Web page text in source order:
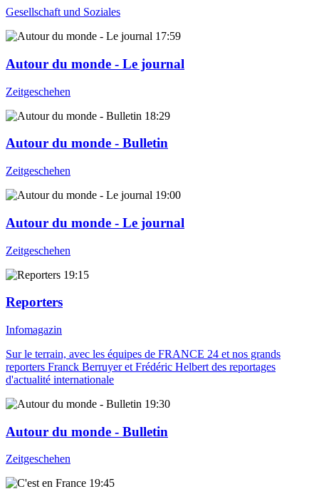
Gesellschaft und Soziales
17:59
Autour du monde - Le journal
Zeitgeschehen
18:29
Autour du monde - Bulletin
Zeitgeschehen
19:00
Autour du monde - Le journal
Zeitgeschehen
19:15
Reporters
Infomagazin
Sur le terrain, avec les équipes de FRANCE 24 et nos grands
reporters Franck Berruyer et Frédéric Helbert des reportages
d'actualité internationale
19:30
Autour du monde - Bulletin
Zeitgeschehen
19:45